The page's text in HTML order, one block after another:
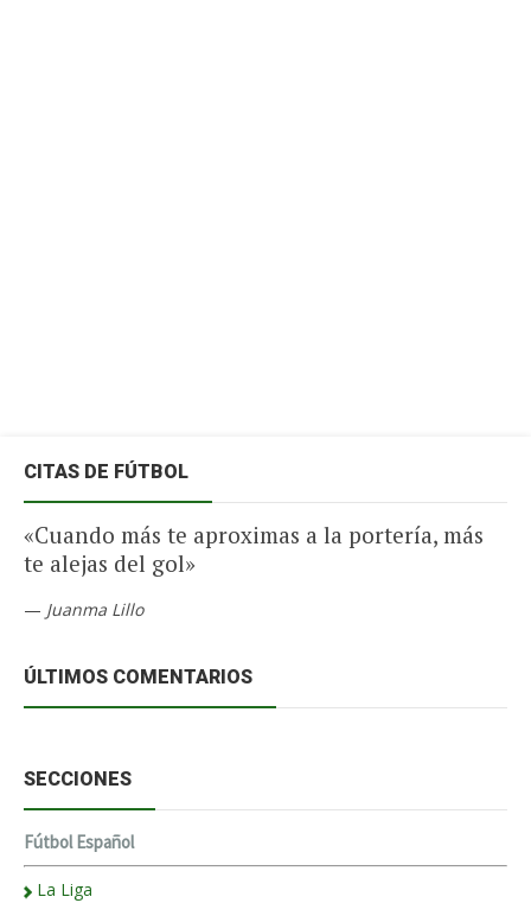
CITAS DE FÚTBOL
«Cuando más te aproximas a la portería, más
te alejas del gol»
— Juanma Lillo
ÚLTIMOS COMENTARIOS
SECCIONES
Fútbol Español
La Liga